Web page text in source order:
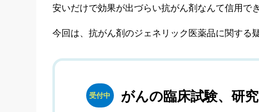
安いだけで効果が出づらい抗がん剤なんて信用で
今回は、抗がん剤のジェネリック医薬品に関する
受付中 がんの臨床試験、研